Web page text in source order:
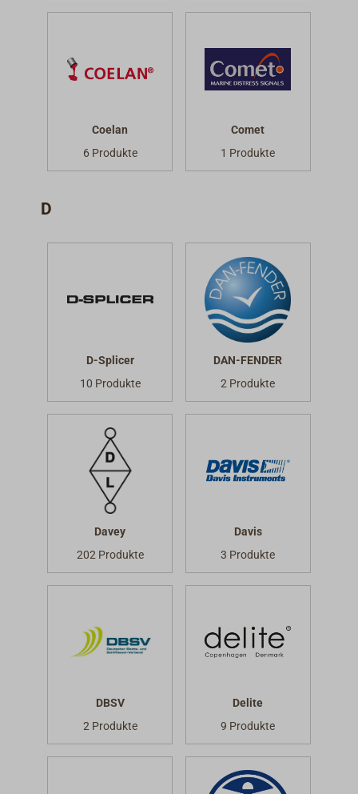
Coelan
6 Produkte
Comet
1 Produkte
D
D-Splicer
10 Produkte
DAN-FENDER
2 Produkte
Davey
202 Produkte
Davis
3 Produkte
DBSV
2 Produkte
Delite
9 Produkte